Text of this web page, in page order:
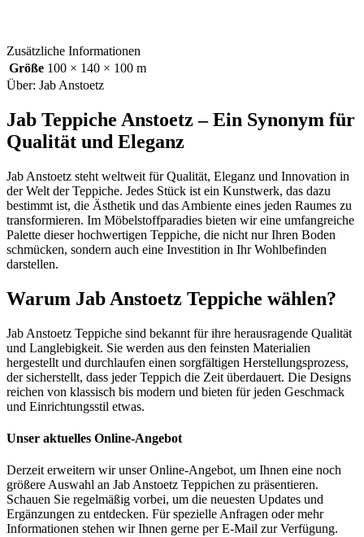
Zusätzliche Informationen
Größe 100 × 140 × 100 m
Über: Jab Anstoetz
Jab Teppiche Anstoetz – Ein Synonym für
Qualität und Eleganz
Jab Anstoetz steht weltweit für Qualität, Eleganz und Innovation in
der Welt der Teppiche. Jedes Stück ist ein Kunstwerk, das dazu
bestimmt ist, die Ästhetik und das Ambiente eines jeden Raumes zu
transformieren. Im Möbelstoffparadies bieten wir eine umfangreiche
Palette dieser hochwertigen Teppiche, die nicht nur Ihren Boden
schmücken, sondern auch eine Investition in Ihr Wohlbefinden
darstellen.
Warum Jab Anstoetz Teppiche wählen?
Jab Anstoetz Teppiche sind bekannt für ihre herausragende Qualität
und Langlebigkeit. Sie werden aus den feinsten Materialien
hergestellt und durchlaufen einen sorgfältigen Herstellungsprozess,
der sicherstellt, dass jeder Teppich die Zeit überdauert. Die Designs
reichen von klassisch bis modern und bieten für jeden Geschmack
und Einrichtungsstil etwas.
Unser aktuelles Online-Angebot
Derzeit erweitern wir unser Online-Angebot, um Ihnen eine noch
größere Auswahl an Jab Anstoetz Teppichen zu präsentieren.
Schauen Sie regelmäßig vorbei, um die neuesten Updates und
Ergänzungen zu entdecken. Für spezielle Anfragen oder mehr
Informationen stehen wir Ihnen gerne per E-Mail zur Verfügung.